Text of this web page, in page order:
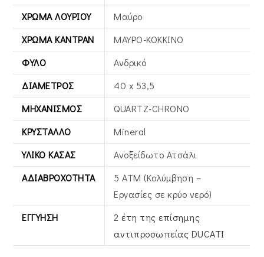
ΧΡΏΜΑ ΛΟΥΡΙΟΎ
Μαύρο
ΧΡΏΜΑ ΚΑΝΤΡΆΝ
ΜΑΥΡΟ-ΚΟΚΚΙΝΟ
ΦΎΛΟ
Ανδρικό
ΔΙΆΜΕΤΡΟΣ
40 x 53,5
ΜΗΧΑΝΙΣΜΌΣ
QUARTZ-CHRONO
ΚΡΎΣΤΑΛΛΟ
Mineral
ΥΛΙΚΌ ΚΆΣΑΣ
Ανοξείδωτο Ατσάλι
ΑΔΙΑΒΡΟΧΌΤΗΤΑ
5 ΑΤΜ (Κολύμβηση –
Εργασίες σε κρύο νερό)
ΕΓΓΎΗΣΗ
2 έτη της επίσημης
αντιπροσωπείας DUCATI